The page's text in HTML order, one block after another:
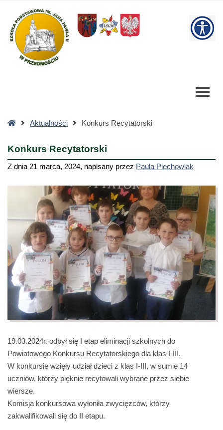
Recytatorski
Szkoła
Podstawowa
StronaAktualności Konkurs Recytatorski
Konkurs Recytatorski
Z dnia 21 marca, 2024, napisany przez Paula Piechowiak
19.03.2024r. odbył się I etap eliminacji szkolnych do
Powiatowego Konkursu Recytatorskiego dla klas I-III.
W konkursie wzięły udział dzieci z klas I-III, w sumie 14
uczniów, którzy pięknie recytowali wybrane przez siebie
wiersze.
Komisja konkursowa wyłoniła zwycięzców, którzy
zakwalifikowali się do II etapu.